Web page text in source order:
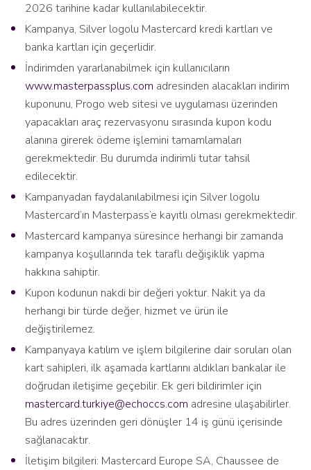
2026 tarihine kadar kullanılabilecektir.
Kampanya, Silver logolu Mastercard kredi kartları ve
banka kartları için geçerlidir.
İndirimden yararlanabilmek için kullanıcıların
www.masterpassplus.com adresinden alacakları indirim
kuponunu, Progo web sitesi ve uygulaması üzerinden
yapacakları araç rezervasyonu sırasında kupon kodu
alanına girerek ödeme işlemini tamamlamaları
gerekmektedir. Bu durumda indirimli tutar tahsil
edilecektir.
Kampanyadan faydalanılabilmesi için Silver logolu
Mastercard’ın Masterpass’e kayıtlı olması gerekmektedir.
Mastercard kampanya süresince herhangi bir zamanda
kampanya koşullarında tek taraflı değişiklik yapma
hakkına sahiptir.
Kupon kodunun nakdi bir değeri yoktur. Nakit ya da
herhangi bir türde değer, hizmet ve ürün ile
değiştirilemez.
Kampanyaya katılım ve işlem bilgilerine dair soruları olan
kart sahipleri, ilk aşamada kartlarını aldıkları bankalar ile
doğrudan iletişime geçebilir. Ek geri bildirimler için
mastercard.turkiye@echoccs.com adresine ulaşabilirler.
Bu adres üzerinden geri dönüşler 14 iş günü içerisinde
sağlanacaktır.
İletişim bilgileri: Mastercard Europe SA, Chaussee de